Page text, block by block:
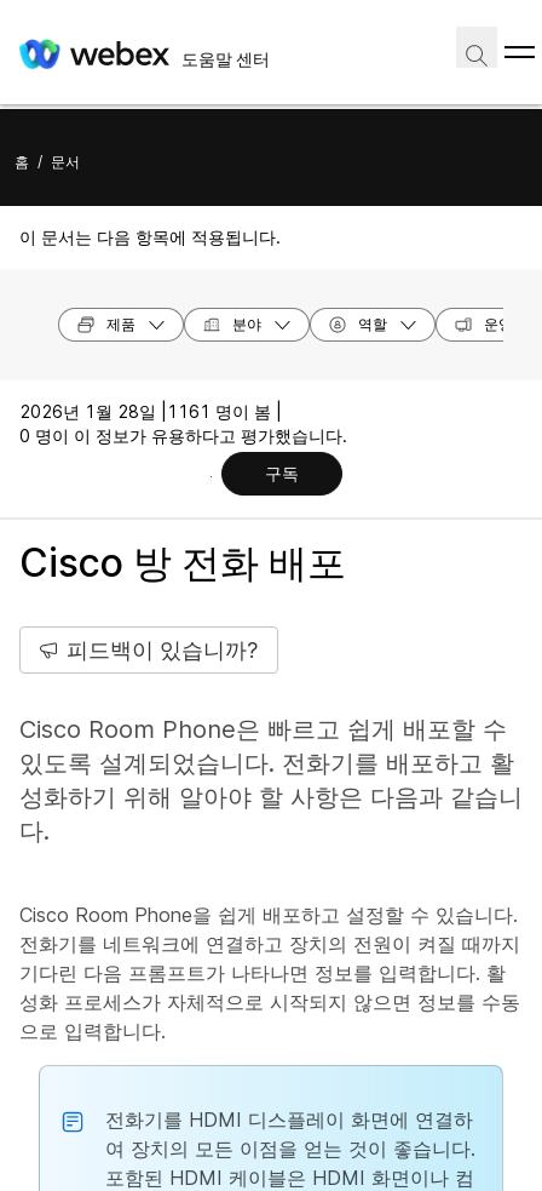
도움말 센터
홈 / 문서
이 문서는 다음 항목에 적용됩니다.
제품 분야 역할 운영 체
2026년 1월 28일 |
1161 명이 봄 |
0 명이 이 정보가 유용하다고 평가했습니다.
구독
Cisco 방 전화 배포
피드백이 있습니까?
Cisco Room Phone은 빠르고 쉽게 배포할 수
있도록 설계되었습니다. 전화기를 배포하고 활
성화하기 위해 알아야 할 사항은 다음과 같습니
다.
Cisco Room Phone을 쉽게 배포하고 설정할 수 있습니다.
전화기를 네트워크에 연결하고 장치의 전원이 켜질 때까지
기다린 다음 프롬프트가 나타나면 정보를 입력합니다. 활
성화 프로세스가 자체적으로 시작되지 않으면 정보를 수동
으로 입력합니다.
전화기를 HDMI 디스플레이 화면에 연결하
여 장치의 모든 이점을 얻는 것이 좋습니다.
포함된 HDMI 케이블은 HDMI 화면이나 컴